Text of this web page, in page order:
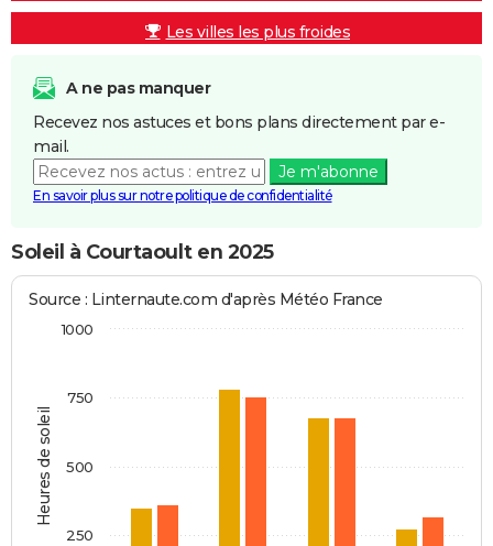
Les villes les plus froides
A ne pas manquer
Recevez nos astuces et bons plans directement par e-
mail.
Je m'abonne
En savoir plus sur notre politique de confidentialité
Soleil à Courtaoult en 2025
Heures de soleil
Source : Linternaute.com d'après Météo France
1000
250
500
750